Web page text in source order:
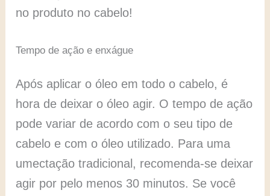
no produto no cabelo!
Tempo de ação e enxágue
Após aplicar o óleo em todo o cabelo, é
hora de deixar o óleo agir. O tempo de ação
pode variar de acordo com o seu tipo de
cabelo e com o óleo utilizado. Para uma
umectação tradicional, recomenda-se deixar
agir por pelo menos 30 minutos. Se você